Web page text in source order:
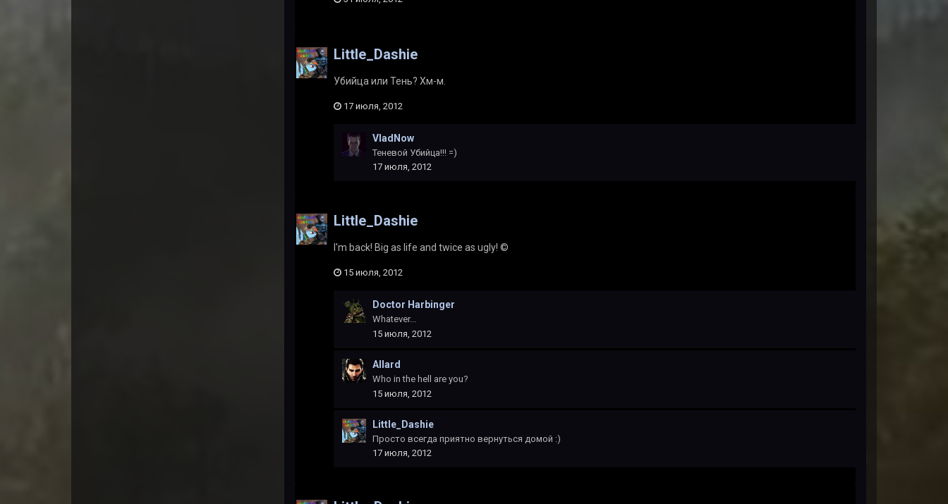
Little_Dashie
Убийца или Тень? Хм-м.
17 июля, 2012
VladNow
Теневой Убийца!!! =)
17 июля, 2012
Little_Dashie
I'm back! Big as life and twice as ugly! ©
15 июля, 2012
Doctor Harbinger
Whatever...
15 июля, 2012
Allard
Who in the hell are you?
15 июля, 2012
Little_Dashie
Просто всегда приятно вернуться домой :)
17 июля, 2012